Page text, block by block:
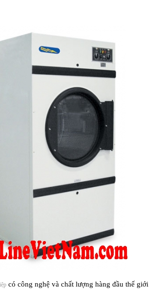
có công nghệ và chất lượng hàng đầu thế giới